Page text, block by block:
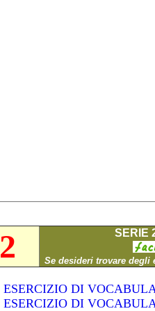
2 SERIE
Se desideri trovare degli
ESERCIZIO DI
ESERCIZIO DI